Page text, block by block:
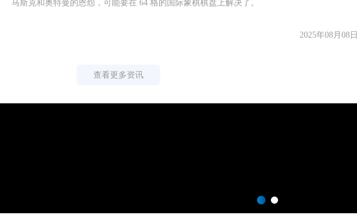
马斯克和奥特曼的恩怨，可能要在 64 格的国际象棋棋盘上解决了。
2025年08月08日
查看更多资讯